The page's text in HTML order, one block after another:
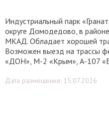
Индустриальный парк
округе Домодедово, в
МКАД. Обладает хорошей
Возможен выезд на трассы
«ДОН», М-2 «Крым», А-107
Дата размещения: 15.07.2026